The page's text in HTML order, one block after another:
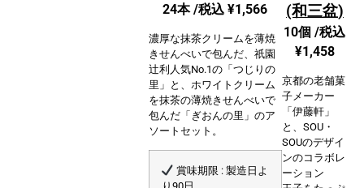
24本 /税込 ¥1,566
濃厚な抹茶クリームを薄焼
きせんべいで包んだ、祇園
辻利人気No.1の「つじりの
里」と、ホワイトクリーム
を抹茶の薄焼きせんべいで
包んだ「ぎおんの里」のア
ソートセット。
賞味期限 : 製造日よ
(和三盆)
10個 /税込
¥1,458
京都の老舗菓
子メーカー
「伊藤軒」
と、SOU・
SOUのデザイ
ンのコラボレ
ーション